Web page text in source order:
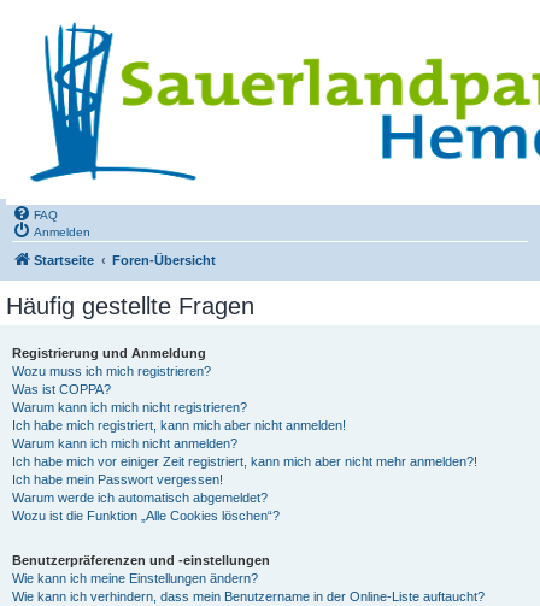
FAQ
Anmelden
Startseite Foren-Übersicht
Häufig gestellte Fragen
Registrierung und Anmeldung
Wozu muss ich mich registrieren?
Was ist COPPA?
Warum kann ich mich nicht registrieren?
Ich habe mich registriert, kann mich aber nicht anmelden!
Warum kann ich mich nicht anmelden?
Ich habe mich vor einiger Zeit registriert, kann mich aber nicht mehr anmelden?!
Ich habe mein Passwort vergessen!
Warum werde ich automatisch abgemeldet?
Wozu ist die Funktion „Alle Cookies löschen“?
Benutzerpräferenzen und -einstellungen
Wie kann ich meine Einstellungen ändern?
Wie kann ich verhindern, dass mein Benutzername in der Online-Liste auftaucht?